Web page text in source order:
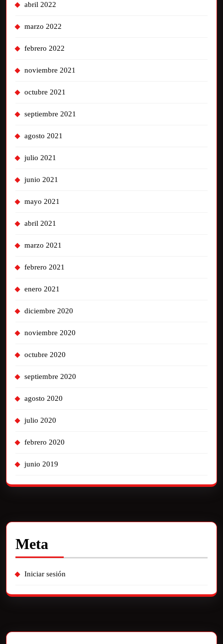
abril 2022
marzo 2022
febrero 2022
noviembre 2021
octubre 2021
septiembre 2021
agosto 2021
julio 2021
junio 2021
mayo 2021
abril 2021
marzo 2021
febrero 2021
enero 2021
diciembre 2020
noviembre 2020
octubre 2020
septiembre 2020
agosto 2020
julio 2020
febrero 2020
junio 2019
Meta
Iniciar sesión